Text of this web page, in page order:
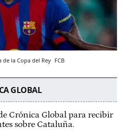
de la Copa del Rey FCB
GLOBAL
Crónica Global para recibir
sobre Cataluña.